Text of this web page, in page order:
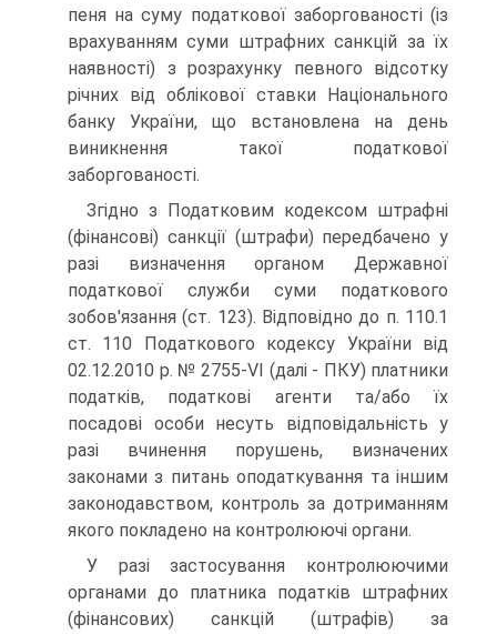
пеня на суму податкової заборгованості (із
врахуванням суми штрафних санкцій за їх
наявності) з розрахунку певного відсотку
річних від облікової ставки Національного
банку України, що встановлена на день
виникнення такої податкової
заборгованості.
Згідно з Податковим кодексом штрафні
(фінансові) санкції (штрафи) передбачено у
разі визначення органом Державної
податкової служби суми податкового
зобов'язання (ст. 123). Відповідно до п. 110.1
ст. 110 Податкового кодексу України від
02.12.2010 р. № 2755-VI (далі - ПКУ) платники
податків, податкові агенти та/або їх
посадові особи несуть відповідальність у
разі вчинення порушень, визначених
законами з питань оподаткування та іншим
законодавством, контроль за дотриманням
якого покладено на контролюючі органи.
У разі застосування контролюючими
органами до платника податків штрафних
(фінансових) санкцій (штрафів) за